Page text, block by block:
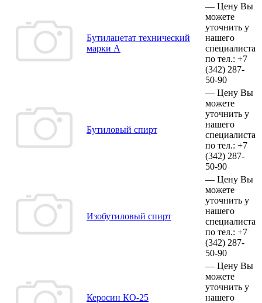
Бутилацетат технический
марки А
— Цену Вы
можете
уточнить у
нашего
специалиста
по тел.: +7
(342) 287-
50-90
Бутиловый спирт
— Цену Вы
можете
уточнить у
нашего
специалиста
по тел.: +7
(342) 287-
50-90
Изобутиловый спирт
— Цену Вы
можете
уточнить у
нашего
специалиста
по тел.: +7
(342) 287-
50-90
Керосин КО-25
— Цену Вы
можете
уточнить у
нашего